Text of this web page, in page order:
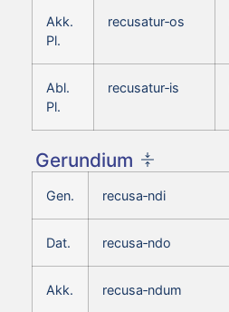
Akk.
Pl.
recusatur‑os
Abl.
Pl.
recusatur‑is
Gerundium
Gen. recusa‑ndi
Dat. recusa‑ndo
Akk. recusa‑ndum